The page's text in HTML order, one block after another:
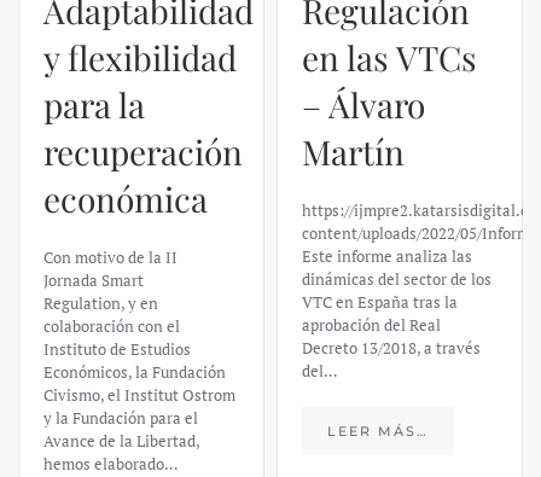
Adaptabilidad
y flexibilidad
para la
recuperación
económica
Con motivo de la II
Jornada Smart
Regulation, y en
colaboración con el
Instituto de Estudios
Económicos, la Fundación
Civismo, el Institut Ostrom
y la Fundación para el
Avance de la Libertad,
hemos elaborado…
Regulación
en las VTCs
– Álvaro
Martín
https://
content/uploads/2022/05/
Este informe analiza las
dinámicas del sector de los
VTC en España tras la
aprobación del Real
Decreto 13/2018, a través
del…
LEER MÁS…